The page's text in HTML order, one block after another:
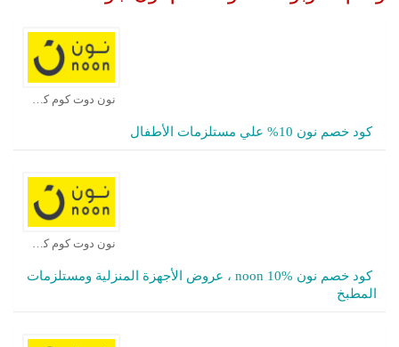
كود خصم نون 10% علي مستلزمات الأطفال
نون دوت كوم كوبون
كود خصم نون noon 10% ، عروض الأجهزة المنزلية ومستلزمات
المطبخ